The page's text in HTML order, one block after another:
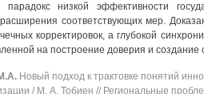
низкой эффективности
соответствующих мер.
корректировок, а глубокой
на построение доверия и создание
Новый подход к трактовке понятий
/ М. А. Тобиен // Региональные